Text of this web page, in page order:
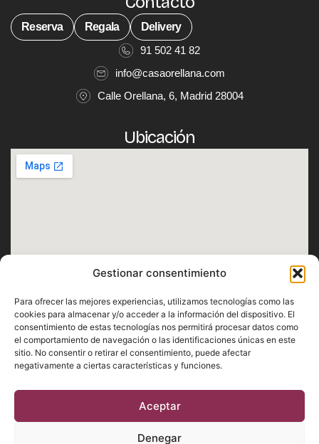
Gestionar consentimiento
Para ofrecer las mejores experiencias, utilizamos tecnologías como las
cookies para almacenar y/o acceder a la información del dispositivo. El
consentimiento de estas tecnologías nos permitirá procesar datos como
el comportamiento de navegación o las identificaciones únicas en este
sitio. No consentir o retirar el consentimiento, puede afectar
negativamente a ciertas características y funciones.
Aceptar
Denegar
Reserva Regala
Delivery
91 502 41 82
info@casaorellana.com
Calle Orellana, 6, Madrid 28004
Ubicación
Horario
Lunes · Martes · Miércoles · Jueves · Domingo
De 12:30h a 1h
Viernes · Sábado
Cookies